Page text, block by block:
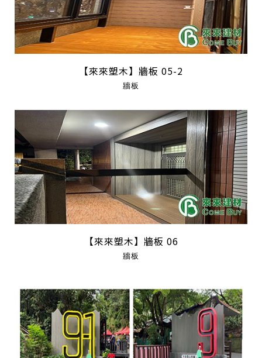
【來來塑木】牆板 05-2
牆板
【來來塑木】牆板 06
牆板